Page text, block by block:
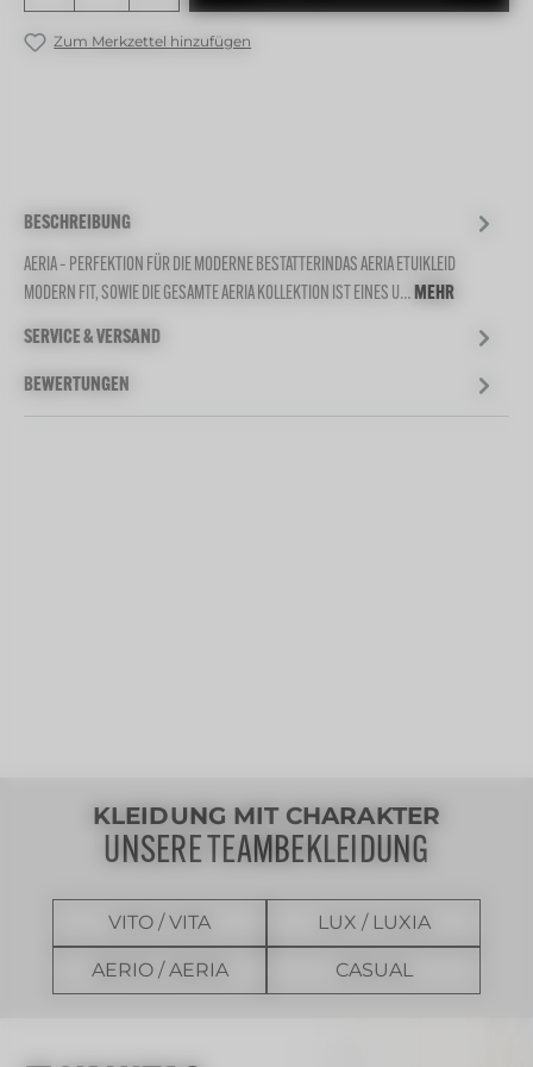
Zum Merkzettel hinzufügen
BESCHREIBUNG
AERIA – PERFEKTION FÜR DIE MODERNE BESTATTERINDAS AERIA ETUIKLEID
MODERN FIT, SOWIE DIE GESAMTE AERIA KOLLEKTION IST EINES U…MEHR
SERVICE & VERSAND
BEWERTUNGEN
KLEIDUNG MIT CHARAKTER
UNSERE TEAMBEKLEIDUNG
VITO / VITA LUX / LUXIA
AERIO / AERIA CASUAL